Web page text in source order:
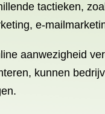
tactieken,
e-
aanwezigheid
kunnen